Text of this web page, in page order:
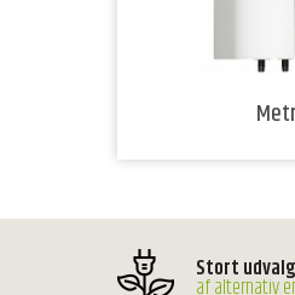
Stort udvalg
af alternativ